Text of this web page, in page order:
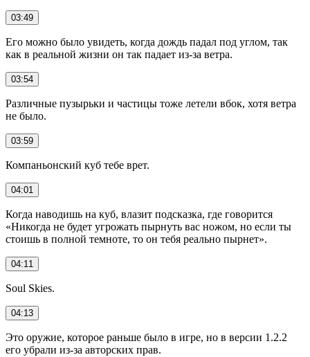
03:49
Его можно было увидеть, когда дождь падал под углом, так
как в реальной жизни он так падает из-за ветра.
03:54
Различные пузырьки и частицы тоже летели вбок, хотя ветра
не было.
03:59
Компаньонский куб тебе врет.
04:01
Когда наводишь на куб, влазит подсказка, где говорится
«Никогда не будет угрожать пырнуть вас ножом, но если ты
стоишь в полной темноте, то он тебя реально пырнет».
04:11
Soul Skies.
04:13
Это оружие, которое раньше было в игре, но в версии 1.2.2
его убрали из-за авторских прав.